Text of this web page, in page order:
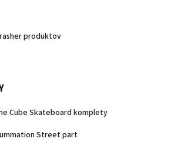
produktov
Cube Skateboard komplety
Street part